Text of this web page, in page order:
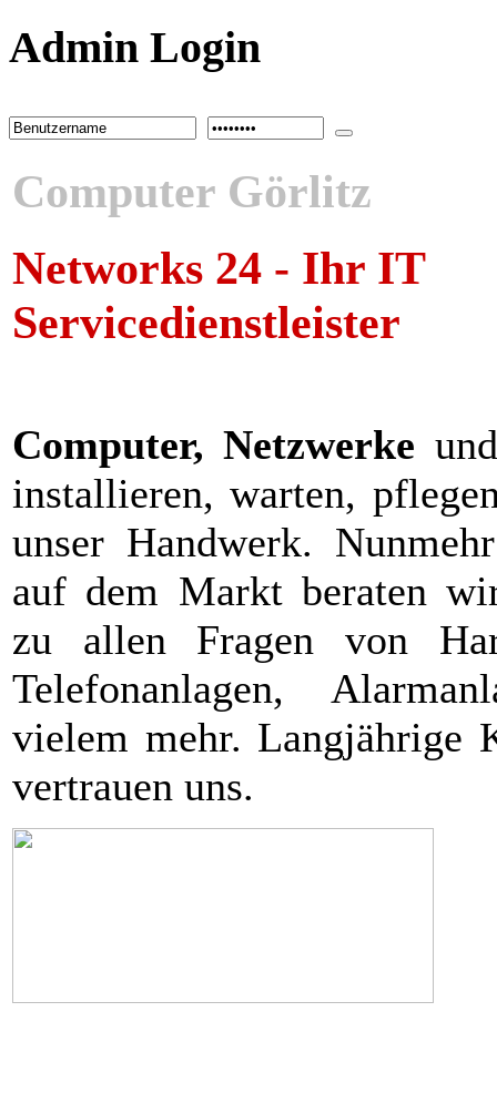
Admin Login
Computer Görlitz
Networks 24 - Ihr IT
Servicedienstleister
Computer, Netzwerke
installieren, warten,
unser Handwerk.
auf dem Markt beraten
zu allen Fragen von
Telefonanlagen,
vielem mehr. Langjährige
vertrauen uns.